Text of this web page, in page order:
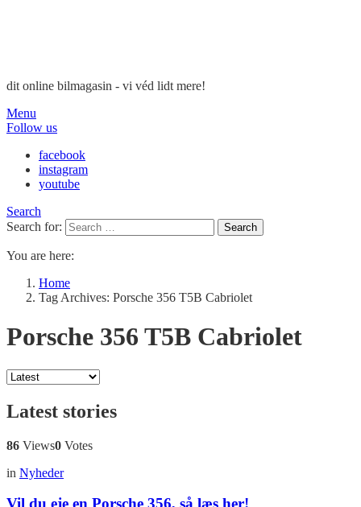
dit online bilmagasin - vi véd lidt mere!
Menu
Follow us
facebook
instagram
youtube
Search
Search for:
Search
You are here:
Home
Tag Archives: Porsche 356 T5B Cabriolet
Porsche 356 T5B Cabriolet
Latest stories
86 Views0 Votes
in Nyheder